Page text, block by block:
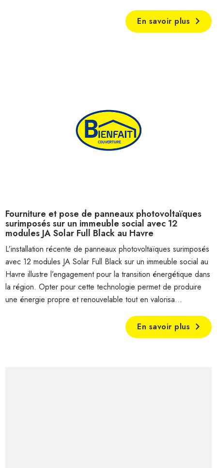
En savoir plus
Fourniture et pose de panneaux photovoltaïques
surimposés sur un immeuble social avec 12
modules JA Solar Full Black au Havre
L’installation récente de panneaux photovoltaïques surimposés
avec 12 modules JA Solar Full Black sur un immeuble social au
Havre illustre l’engagement pour la transition énergétique dans
la région. Opter pour cette technologie permet de produire
une énergie propre et renouvelable tout en valorisa...
En savoir plus